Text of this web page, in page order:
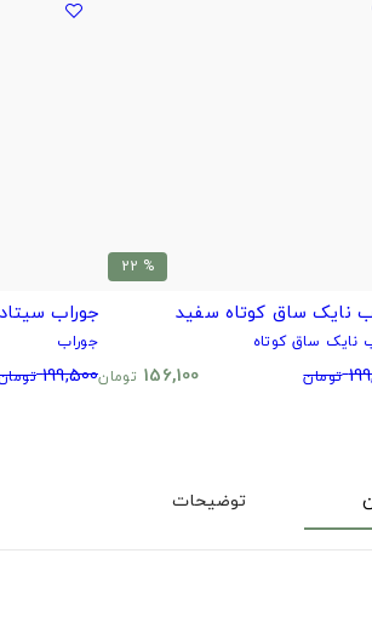
% 22
نایک ساق کوتاه سفید
نایک ساق کوتاه
تومان 156,100 تومان
جوراب
جوراب
199,500
توضیحات